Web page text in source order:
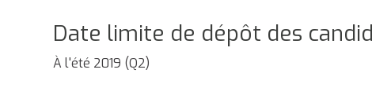
Date limite de dépôt des
À l'été 2019 (Q2)